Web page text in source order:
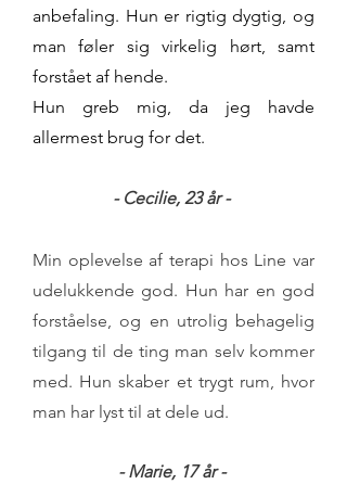
anbefaling. Hun er rigtig dygtig, og
man føler sig virkelig hørt, samt
forstået af hende.
Hun greb mig, da jeg havde
allermest brug for det.
- Cecilie, 23år -
Min oplevelse af terapi hos Line var
udelukkende god. Hun har en god
forståelse, og en utrolig behagelig
tilgang til de ting man selv kommer
med. Hun skaber et trygt rum, hvor
man har lyst til at dele ud.
- Marie, 17 år -